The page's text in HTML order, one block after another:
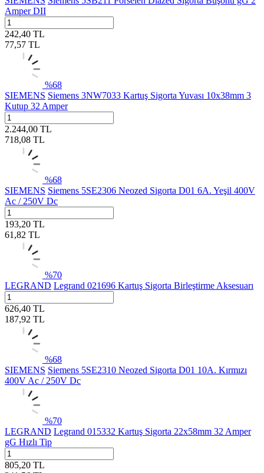
Amper DII
242,40 TL
77,57 TL
%68
SIEMENS Siemens 3NW7033 Kartuş Sigorta Yuvası 10x38mm 3
Kutup 32 Amper
2.244,00 TL
718,08 TL
%68
SIEMENS Siemens 5SE2306 Neozed Sigorta D01 6A. Yeşil 400V
Ac / 250V Dc
193,20 TL
61,82 TL
%70
LEGRAND Legrand 021696 Kartuş Sigorta Birleştirme Aksesuarı
626,40 TL
187,92 TL
%68
SIEMENS Siemens 5SE2310 Neozed Sigorta D01 10A. Kırmızı
400V Ac / 250V Dc
%70
LEGRAND Legrand 015332 Kartuş Sigorta 22x58mm 32 Amper
gG Hızlı Tip
805,20 TL